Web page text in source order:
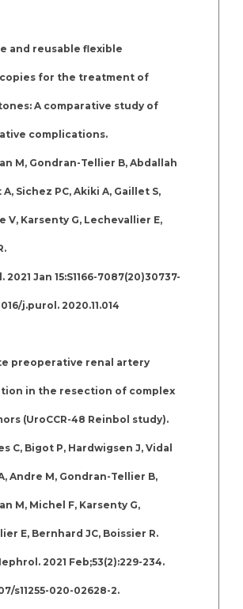
and reusable flexible
for the treatment of
A comparative study of
complications.
M, Gondran-Tellier B, Abdallah
A, Sichez PC, Akiki A, Gaillet S,
V, Karsenty G, Lechevallier E,
2021 Jan 15:S1166-7087(20)30737-
j.purol. 2020.11.014
preoperative renal artery
in the resection of complex
(UroCCR-48 Reinbol study).
C, Bigot P, Hardwigsen J, Vidal
Andre M, Gondran-Tellier B,
M, Michel F, Karsenty G,
E, Bernhard JC, Boissier R.
2021 Feb;53(2):229-234.
s11255-020-02628-2.